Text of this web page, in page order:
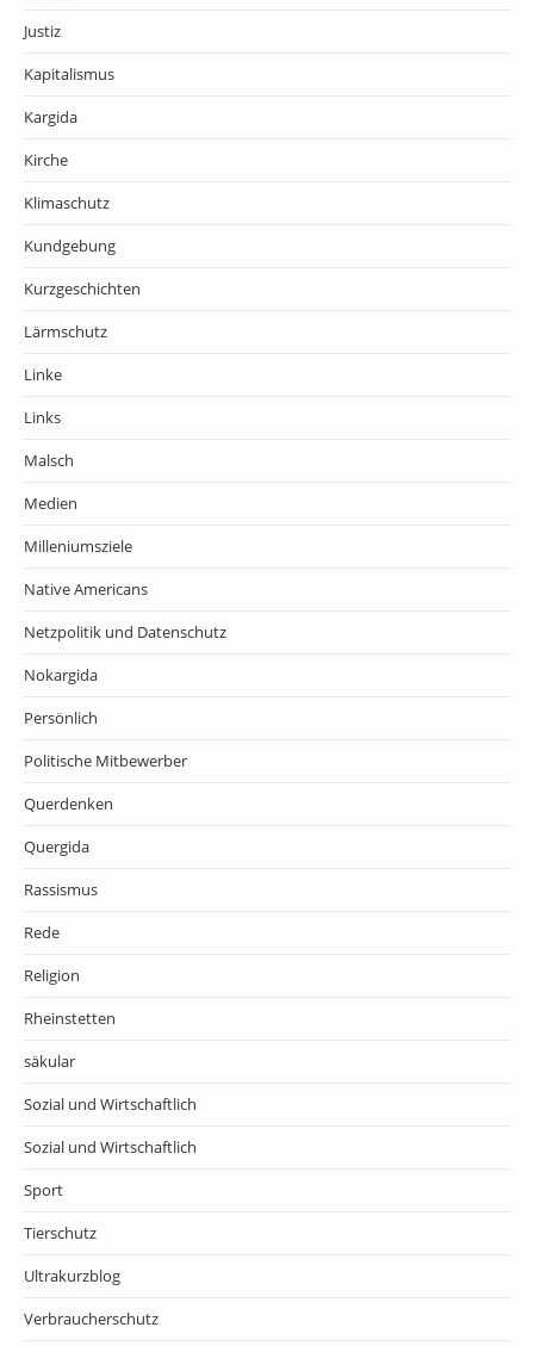
Justiz
Kapitalismus
Kargida
Kirche
Klimaschutz
Kundgebung
Kurzgeschichten
Lärmschutz
Linke
Links
Malsch
Medien
Milleniumsziele
Native Americans
Netzpolitik und Datenschutz
Nokargida
Persönlich
Politische Mitbewerber
Querdenken
Quergida
Rassismus
Rede
Religion
Rheinstetten
säkular
Sozial und Wirtschaftlich
Sozial und Wirtschaftlich
Sport
Tierschutz
Ultrakurzblog
Verbraucherschutz